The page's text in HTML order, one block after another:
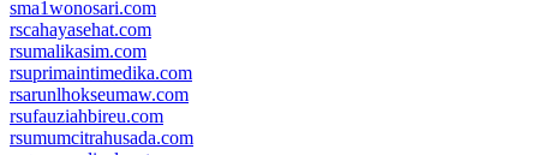
sma1wonosari.com
rscahayasehat.com
rsumalikasim.com
rsuprimaintimedika.com
rsarunlhokseumaw.com
rsufauziahbireu.com
rsumumcitrahusada.com